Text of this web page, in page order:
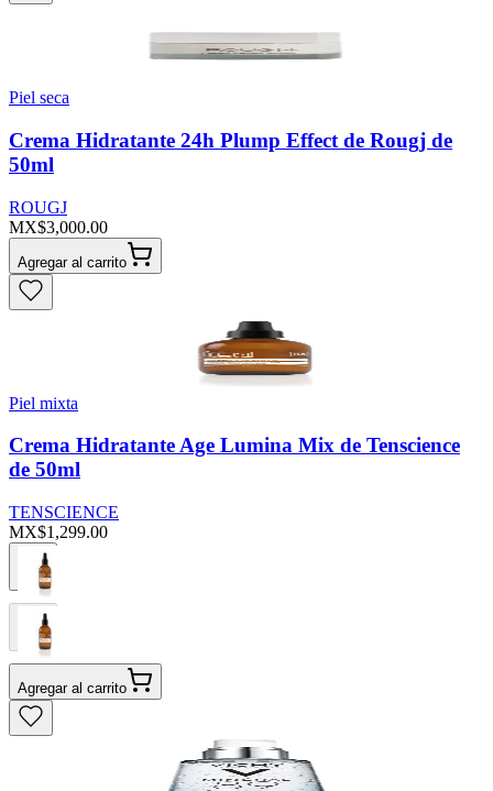
Piel seca
Crema Hidratante 24h Plump Effect de Rougj de
50ml
ROUGJ
MX$3,000.00
Agregar al carrito
Piel mixta
Crema Hidratante Age Lumina Mix de Tenscience
de 50ml
TENSCIENCE
MX$1,299.00
Agregar al carrito